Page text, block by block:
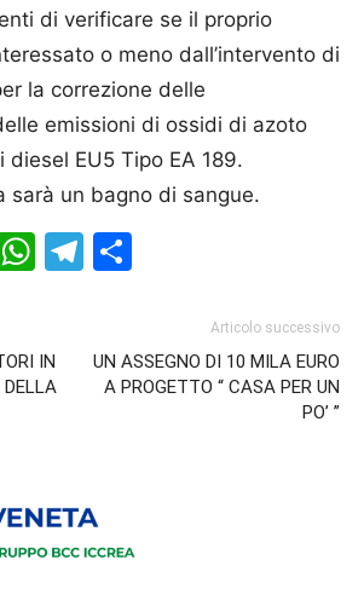
di verificare se il proprio
o meno dall’intervento di
la correzione delle
emissioni di ossidi di azoto
diesel EU5 Tipo EA 189.
sarà un bagno di sangue.
WhatsApp
Telegram
IN
DELLA
Articolo successivo
UN ASSEGNO DI 10 MILA EURO
A PROGETTO “ CASA PER UN
PO’ ”